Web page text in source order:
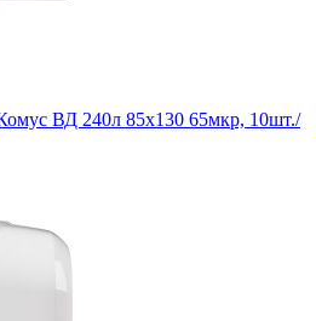
ВД 240л 85х130 65мкр, 10шт./